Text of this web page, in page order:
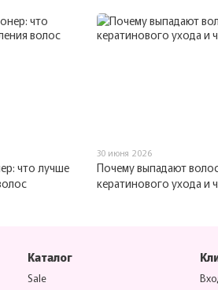
что лучше
30 июня 2026
Почему выпадают
кератинового ухода и
Каталог
Sale